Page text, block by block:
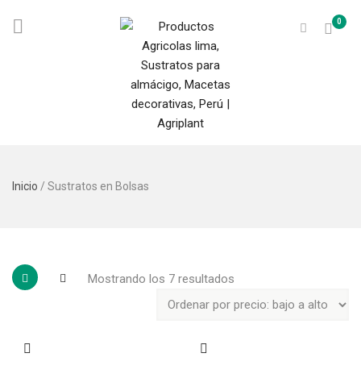
0
Inicio / Sustratos en Bolsas
Mostrando los 7 resultados